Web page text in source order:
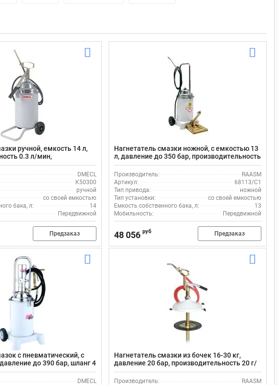
ручной, емкость 14 л,
0.3 л/мин,
DMECL K50300
DMECL
K50300
ручной
со своей емкостью
бака, л:
14
Передвижной
Предзаказ
Нагнетатель смазки ножной, с емкостью 13
л, давление до 350 бар, производительность
4 г/ход RAASM 68113/C1
Производитель:
RAASM
Артикул:
68113/C1
Тип привода:
ножной
Тип установки:
со своей емкостью
Емкость собственного бака, л:
13
Мобильность:
Передвижной
48 056 руб Предзаказ
с пневматический, с
до 390 бар, шланг 4
800 г/мин DMECL
DMECL
Нагнетатель смазки из бочек 16-30 кг,
давление 20 бар, производительность 20 г/
ход, шланг 2 м, RAASM 60411
Производитель:
RAASM